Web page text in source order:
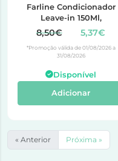
Farline Condicionador
Leave-in 150Ml,
8,50€ 5,37€
*Promoção válida de 01/08/2026 a
31/08/2026
Disponível
Adicionar
« Anterior Próxima »